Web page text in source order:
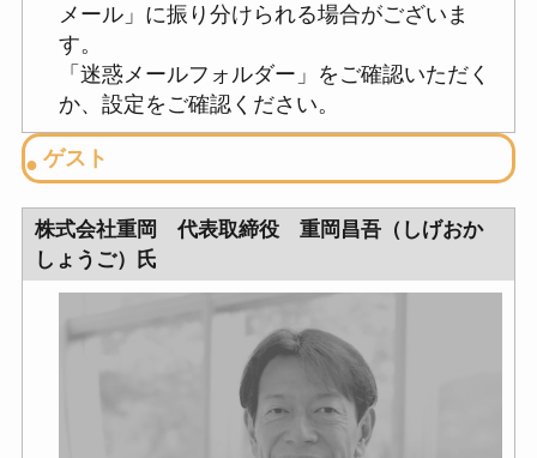
メール」に振り分けられる場合がございま
す。
「迷惑メールフォルダー」をご確認いただく
か、設定をご確認ください。
ゲスト
株式会社重岡 代表取締役 重岡昌吾（しげおか
しょうご）氏